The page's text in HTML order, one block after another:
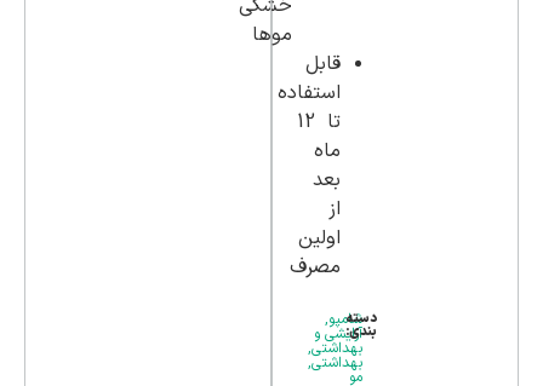
خشکی
موها
قابل
استفاده
تا 12
ماه
بعد
از
اولین
مصرف
شامپو,
آرایشی و
بهداشتی,
بهداشتی,
مو
دسته
بندی: